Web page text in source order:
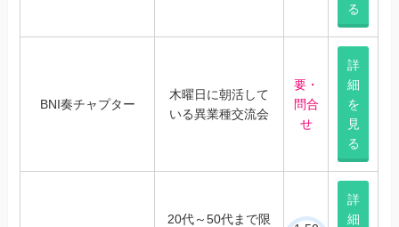
る
BNI奏チャプター
木曜日に朝活して
いる異業種交流会
要・
問合
せ
詳
細
を
見
る
20代～50代まで限
詳
細